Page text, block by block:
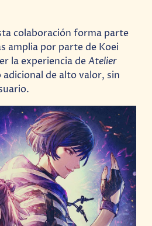
colaboración forma parte
amplia por parte de Koei
la experiencia deAtelier
de alto valor, sin